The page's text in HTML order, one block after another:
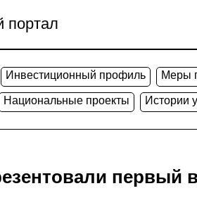
портал
Инвестиционный профиль Меры
Национальные проекты Истории
первый